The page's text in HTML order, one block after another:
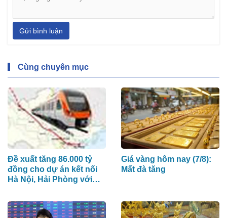
Gửi bình luận
Cùng chuyên mục
Đề xuất tăng 86.000 tỷ
đồng cho dự án kết nối
Hà Nội, Hải Phòng với
quan Tây Bắc”
Giá vàng hôm nay (7/8):
Mất đà tăng